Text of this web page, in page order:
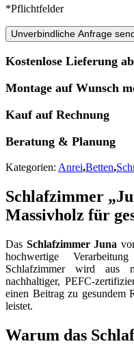
*Pflichtfelder
Unverbindliche Anfrage
Kostenlose Lieferung
Montage auf Wunsch
Kauf auf Rechnung
Beratung & Planung
Kategorien: Anrei,Betten,
Schlafzimmer
Massivholz für
Das Schlafzimmer Juna
hochwertige
Schlafzimmer wird aus
nachhaltiger, PEFC-
einen Beitrag zu gesundem
leistet.
Warum das